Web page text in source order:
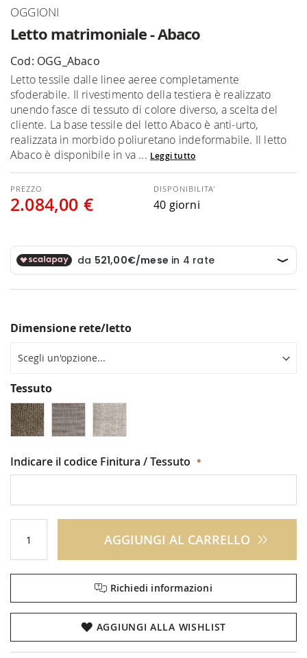
Letto matrimoniale - Abaco
OGGIONI
Cod: OGG_Abaco
Letto tessile dalle linee aeree completamente
sfoderabile. Il rivestimento della testiera è realizzato
unendo fasce di tessuto di colore diverso, a scelta del
cliente. La base tessile del letto Abaco è anti-urto,
realizzata in morbido poliuretano indeformabile. Il letto
Abaco è disponibile in va ... Leggi tutto
2.084,00 €
DISPONIBILITA'
40 giorni
Dimensione rete/letto
Tessuto
Indicare il codice Finitura / Tessuto
AGGIUNGI AL CARRELLO
Richiedi informazioni
AGGIUNGI ALLA WISHLIST
Vai
della
galleria
di
immagini